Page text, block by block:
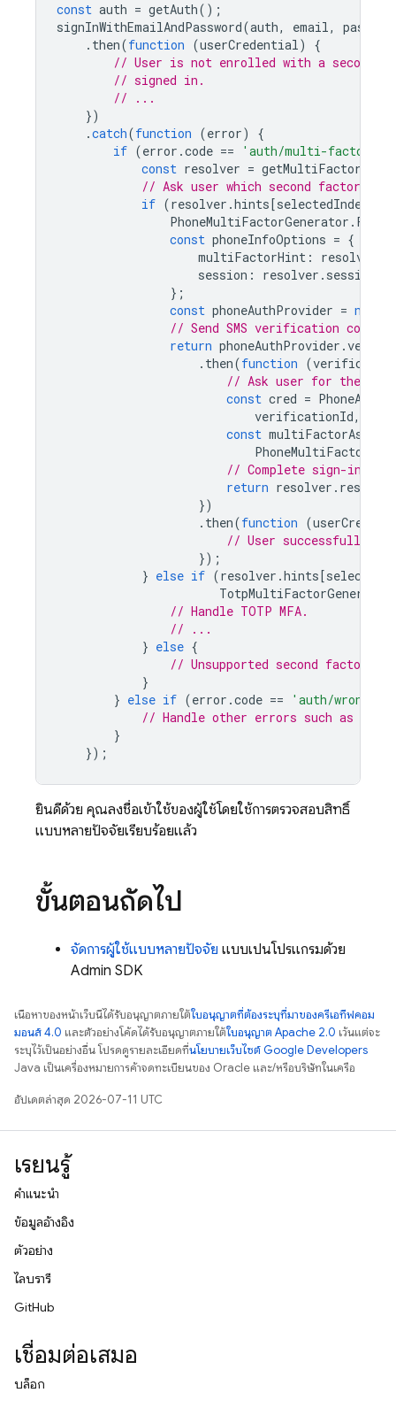
const auth = getAuth();
signInWithEmailAndPassword(auth, email,
. then(function (userCredential)
{
// User is not enrolled with a second
// signed in.
// ...
})
.catch(function (error)
{
if (error .code ==
'auth/multi-factor-
const resolver =
// Ask user which second factor to
if (resolver .hints[selectedIndex
PhoneMultiFactorGenerator .
const phoneInfoOptions = {
multiFactorHint : resolver
session : resolver . session
};
const phoneAuthProvider = new
// Send SMS verification code
return phoneAuthProvider .
. then(function (
// Ask user for the
const cred =
verificationId,
const
// Complete sign-in.
return resolver .
})
. then(function (
// User successfully
});
} else if (resolver .hints[
TotpMultiFactorGenerator
// Handle TOTP MFA.
// ...
} else {
// Unsupported second factor.
}
} else if (error .code ==
'auth/wrong-
// Handle other errors such as
}
});
ยินดีด้วย คุณลงชื่อเข้าใช้ของผู้ใช้โดยใช้การตรวจสอบสิทธิ์
แบบหลายปัจจัยเรียบร้อยแล้ว
ขั้นตอนถัดไป
จัดการผู้ใช้แบบหลายปัจจัย แบบเป็นโปรแกรมด้วย
Admin SDK
เนื้อหาของหน้าเว็บนี้ได้รับอนุญาตภายใต้ใบอนุญาตที่ต้องระบุที่มาของครีเอทีฟคอม
มอนส์ 4.0 และตัวอย่างโค้ดได้รับอนุญาตภายใต้ใบอนุญาต Apache 2.0 เว้นแต่จะ
ระบุไว้เป็นอย่างอื่น โปรดดูรายละเอียดที่นโยบายเว็บไซต์ Google Developers
Java เป็นเครื่องหมายการค้าจดทะเบียนของ Oracle และ/หรือบริษัทในเครือ
อัปเดตล่าสุด 2026-07-11 UTC
เรียนรู้
คำแนะนำ
ข้อมูลอ้างอิง
ตัวอย่าง
ไลบรารี
GitHub
เชื่อมต่อเสมอ
บล็อก